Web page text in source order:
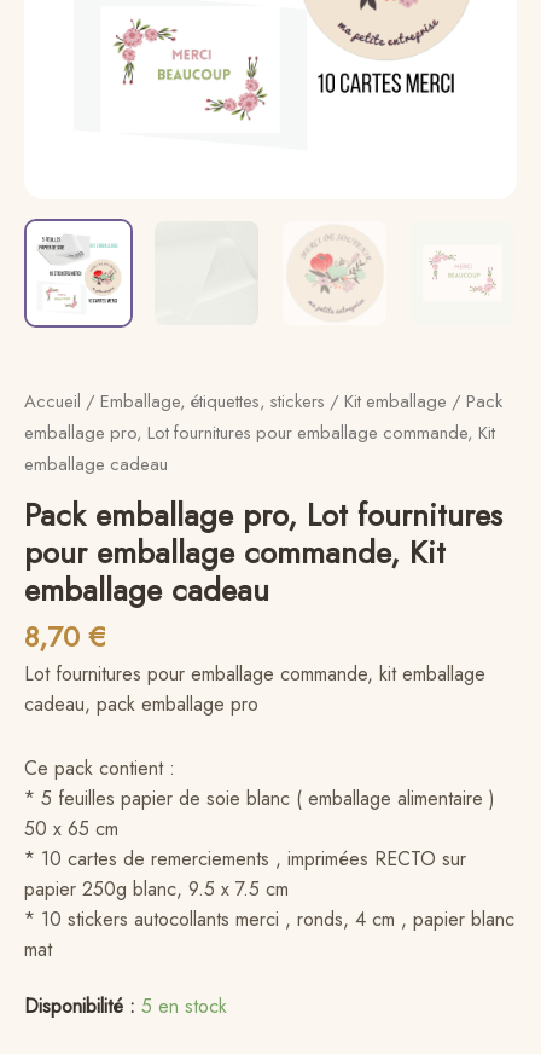
Accueil / Emballage, étiquettes, stickers / Kit emballage / Pack
emballage pro, Lot fournitures pour emballage commande, Kit
emballage cadeau
Pack emballage pro, Lot fournitures
pour emballage commande, Kit
emballage cadeau
8,70 €
Lot fournitures pour emballage commande, kit emballage
cadeau, pack emballage pro
Ce pack contient :
* 5 feuilles papier de soie blanc ( emballage alimentaire )
50 x 65 cm
* 10 cartes de remerciements , imprimées RECTO sur
papier 250g blanc, 9.5 x 7.5 cm
* 10 stickers autocollants merci , ronds, 4 cm , papier blanc
mat
Disponibilité : 5 en stock